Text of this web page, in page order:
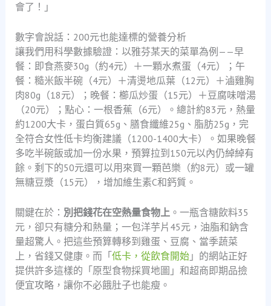
會了！」
數字會說話：200元也能達標的營養分析
讓我們用科學數據驗證：以雅芬某天的菜單為例——早
餐：即食燕麥30g（約4元）＋一顆水煮蛋（4元）；午
餐：糙米飯半碗（4元）＋清燙地瓜葉（12元）＋滷雞胸
肉80g（18元）；晚餐：櫛瓜炒蛋（15元）＋豆腐味噌湯
（20元）；點心：一根香蕉（6元）。總計約83元，熱量
約1200大卡，蛋白質65g、膳食纖維25g、脂肪25g，完
全符合女性低卡均衡建議（1200-1400大卡）。如果晚餐
多吃半碗飯或加一份水果，預算拉到150元以內仍綽綽有
餘。剩下的50元還可以用來買一顆芭樂（約8元）或一罐
無糖豆漿（15元），增加維生素C和鈣質。
關鍵在於： 別把錢花在空熱量食物上 。一瓶含糖飲料35
元，卻只有糖分和熱量；一包洋芋片45元，油脂和鈉含
量超驚人。把這些預算轉移到雞蛋、豆腐、當季蔬菜
上，省錢又健康。而「低卡，從飲食開始」的網站正好
提供許多這樣的「原型食物採買地圖」和超商即期品撿
便宜攻略，讓你不必餓肚子也能瘦。